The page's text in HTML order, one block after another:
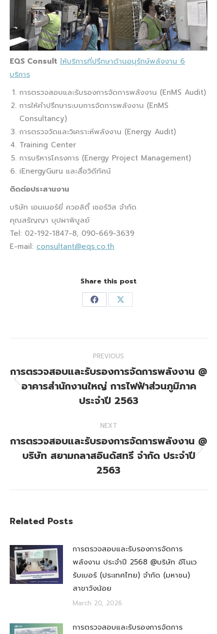
EQS Consult ให้บริการที่ปรึกษาด้านอนุรักษ์พลังงาน 6
บริการ
การตรวจสอบและรับรองการจัดการพลังงาน (EnMS Audit)
การให้คำปรึกษาระบบการจัดการพลังงาน (EnMS
Consultancy)
การตรวจวัดและวิเคราะห์พลังงาน (Energy Audit)
Training Center
การบริหารโครงการ (Energy Project Management)
iEnergyGuru และสื่อวิดีทัศน์
ติดต่อประสานงาน
บริษัท เอนเนอร์ยี่ ควอลิตี้ เซอร์วิส จำกัด
คุณสรัญญา บุปผาพิบูลย์
Tel: 02-192-1847-8, 090-669-3639
E-mail: consultant@eqs.co.th
Share this post
Share
Facebook
Share
X
PREVIOUS
Previous
post:
การตรวจสอบและรับรองการจัดการพลังงาน @
อาคารสำนักงานใหญ่ การไฟฟ้าส่วนภูมิภาค
ประจำปี 2563
NEXT
Next
post:
การตรวจสอบและรับรองการจัดการพลังงาน @
บริษัท สยามกลาสอินดัสทรี จำกัด ประจำปี
2563
Related Posts
การตรวจสอบและรับรองการจัดการ
พลังงาน ประจำปี 2568 @บริษัท อีโนเว
รับเบอร์ (ประเทศไทย) จำกัด (มหาชน)
สาขาวังน้อย
March 20, 2026
การตรวจสอบและรับรองการจัดการ